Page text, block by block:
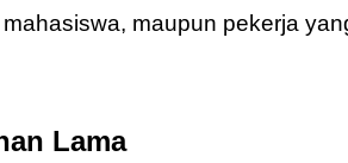
maupun pekerja
Lama